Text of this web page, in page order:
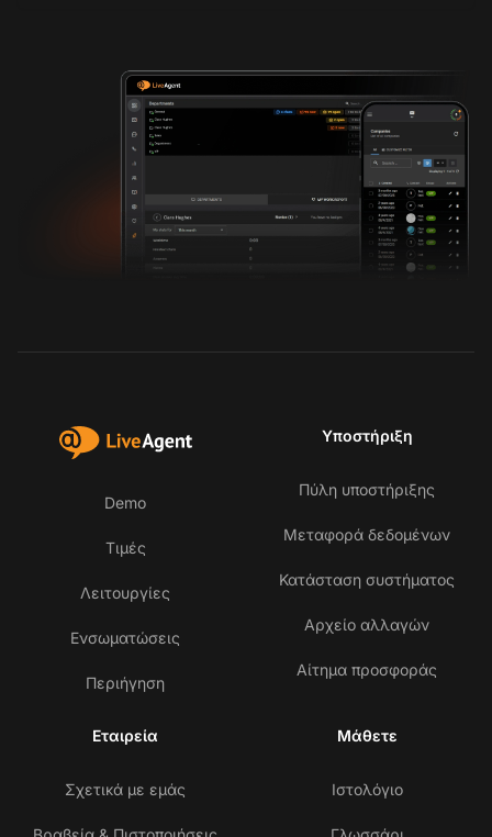
Demo
Τιμές
Λειτουργίες
Ενσωματώσεις
Περιήγηση
Υποστήριξη
Πύλη υποστήριξης
Μεταφορά δεδομένων
Κατάσταση συστήματος
Αρχείο αλλαγών
Αίτημα προσφοράς
Εταιρεία
Σχετικά με εμάς
Μάθετε
Ιστολόγιο